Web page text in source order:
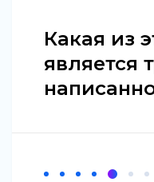
Какая из
является